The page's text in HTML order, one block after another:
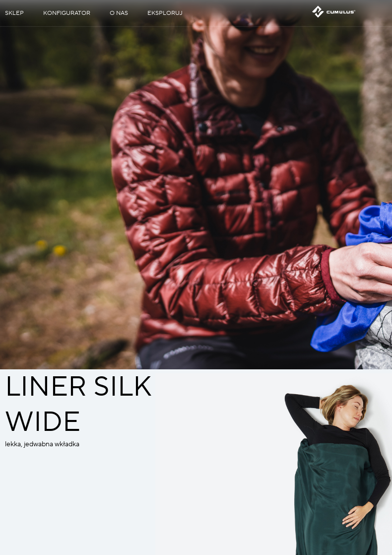
SKLEP KONFIGURATOR O NAS EKSPLORUJ
LINER SILK
WIDE
lekka, jedwabna wkładka